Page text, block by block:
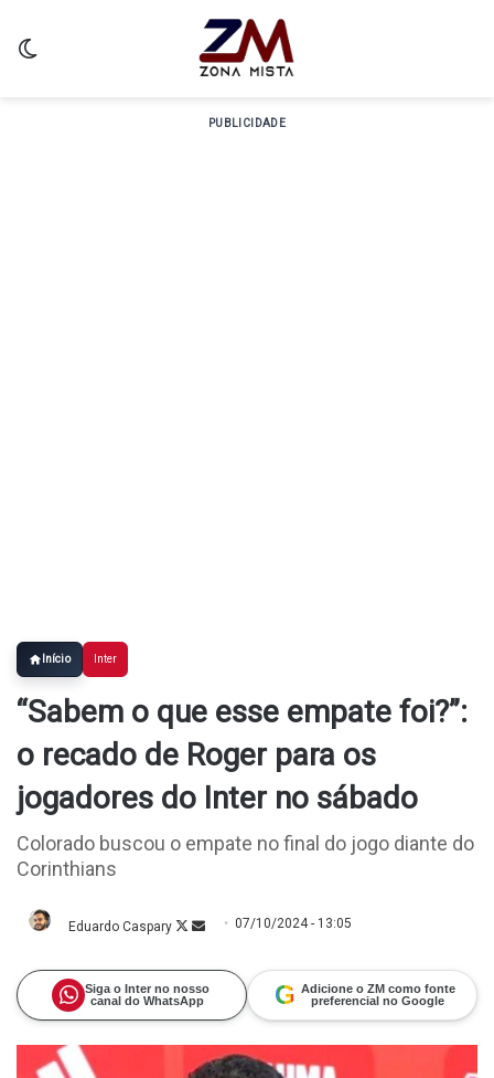
PUBLICIDADE
Início Inter
“Sabem o que esse empate foi?”:
o recado de Roger para os
jogadores do Inter no sábado
Colorado buscou o empate no final do jogo diante do
Corinthians
Eduardo Caspary FollowMande
07/10/2024 - 13:05
Siga o Inter no nosso
canal do WhatsApp
G Adicione o ZM como fonte
preferencial no Google